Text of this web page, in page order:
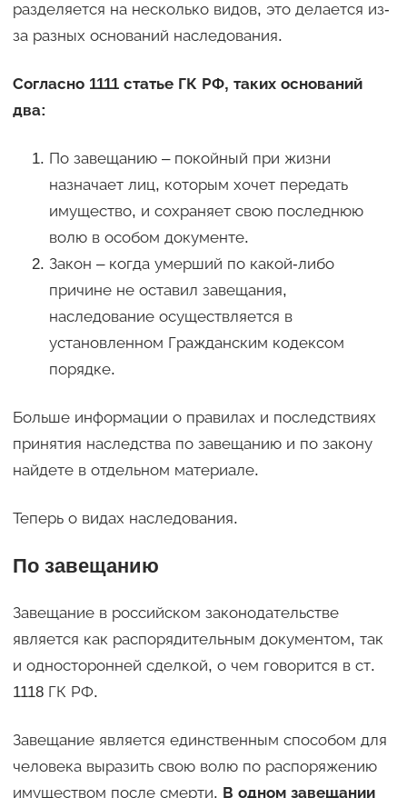
разделяется на несколько видов, это делается из-
за разных оснований наследования.
Согласно 1111 статье ГК РФ, таких оснований
два:
По завещанию – покойный при жизни
назначает лиц, которым хочет передать
имущество, и сохраняет свою последнюю
волю в особом документе.
Закон – когда умерший по какой-либо
причине не оставил завещания,
наследование осуществляется в
установленном Гражданским кодексом
порядке.
Больше информации о правилах и последствиях
принятия наследства по завещанию и по закону
найдете в отдельном материале.
Теперь о видах наследования.
По завещанию
Завещание в российском законодательстве
является как распорядительным документом, так
и односторонней сделкой, о чем говорится в ст.
1118 ГК РФ.
Завещание является единственным способом для
человека выразить свою волю по распоряжению
имуществом после смерти. В одном завещании